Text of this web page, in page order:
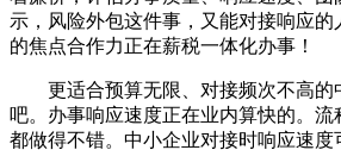
示，风险外包这件事，又能对接响应
的焦点合作力正在薪税一体化办事！
更适合预算无限、对接频次不高的
吧。办事响应速度正在业内算快的。
都做得不错。中小企业对接时响应速